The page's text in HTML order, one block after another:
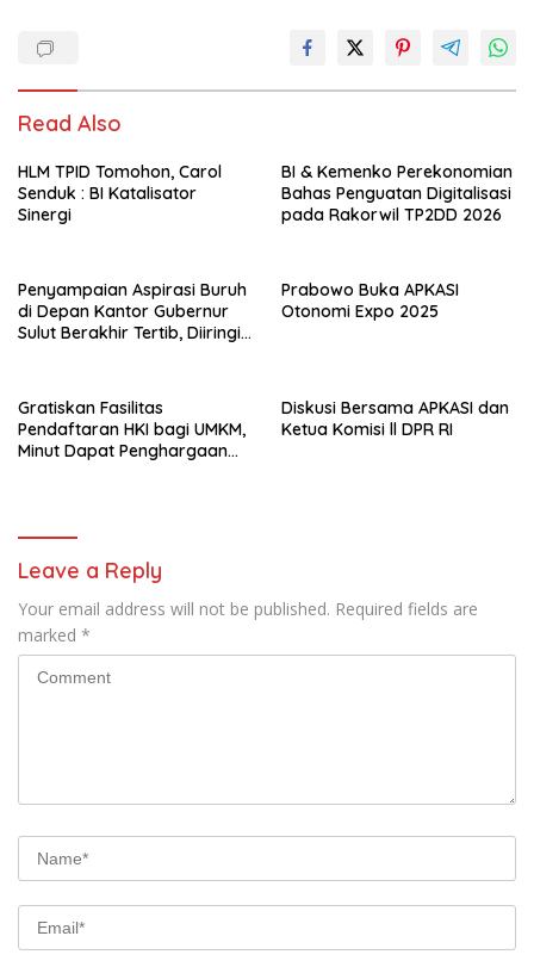
Read Also
HLM TPID Tomohon, Carol
Senduk : BI Katalisator
Sinergi
BI & Kemenko Perekonomian
Bahas Penguatan Digitalisasi
pada Rakorwil TP2DD 2026
Penyampaian Aspirasi Buruh
di Depan Kantor Gubernur
Sulut Berakhir Tertib, Diiringi
Prabowo Buka APKASI
Otonomi Expo 2025
Gratiskan Fasilitas
Pendaftaran HKI bagi UMKM,
Minut Dapat Penghargaan
Diskusi Bersama APKASI dan
Ketua Komisi ll DPR RI
Leave a Reply
Your email address will not be published. Required fields are
marked *